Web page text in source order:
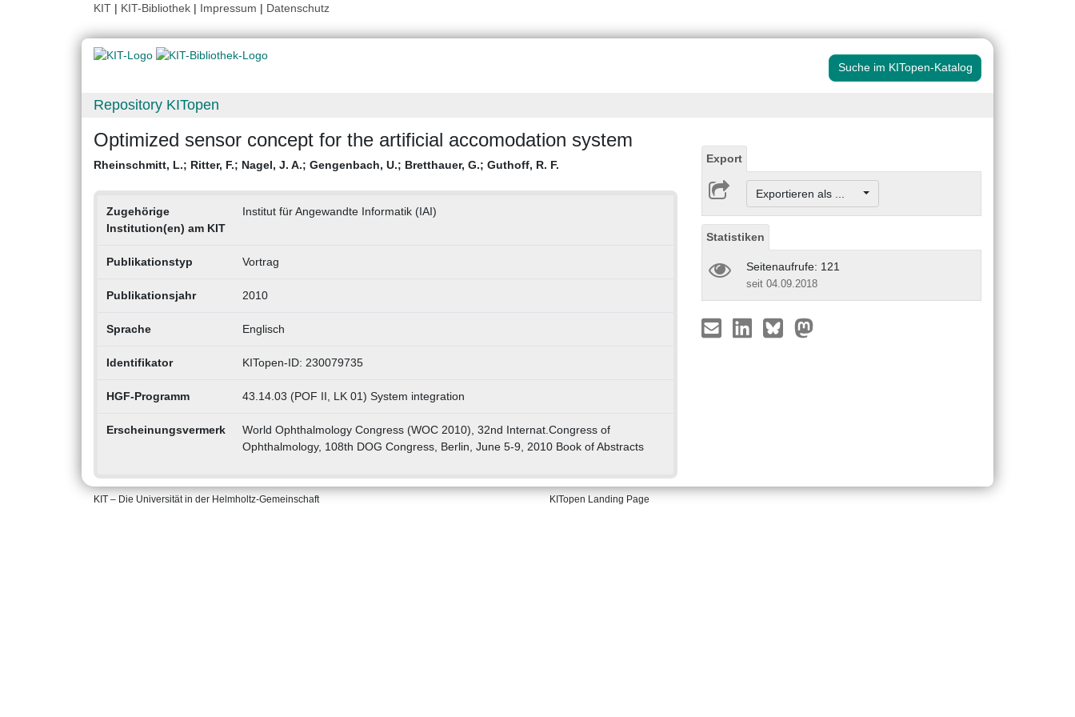
KIT | KIT-Bibliothek | Impressum | Datenschutz
Suche im KITopen-Katalog
Repository KITopen
Optimized sensor concept for the artificial accomodation system
Rheinschmitt, L.; Ritter, F.; Nagel, J. A.; Gengenbach, U.; Bretthauer, G.; Guthoff, R. F.
Zugehörige
Institution(en) am KIT
Institut für Angewandte Informatik (IAI)
Publikationstyp Vortrag
Publikationsjahr 2010
Sprache Englisch
Identifikator KITopen-ID: 230079735
HGF-Programm 43.14.03 (POF II, LK 01) System integration
Erscheinungsvermerk
World Ophthalmology Congress (WOC 2010), 32nd Internat.Congress of
Ophthalmology, 108th DOG Congress, Berlin, June 5-9, 2010 Book of Abstracts
Export
Exportieren als ...
Statistiken
Seitenaufrufe: 121
seit 04.09.2018
KIT – Die Universität in der Helmholtz-Gemeinschaft KITopen Landing Page